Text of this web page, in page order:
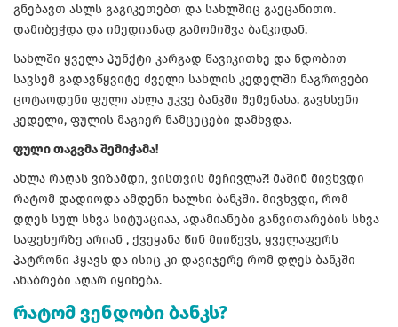
გნებავთ ასლს გაგიკეთებთ და სახლშიც გაეცანითო.
დამიბეჭდა და იმედიანად გამომიშვა ბანკიდან.
სახლში ყველა პუნქტი კარგად წავიკითხე და ნდობით
სავსემ გადავწყვიტე ძველი სახლის კედელში ნაგროვები
ცოტაოდენი ფული ახლა უკვე ბანკში შემენახა. გავხსენი
კედელი, ფულის მაგიერ ნამცეცები დამხვდა.
ფული თაგვმა შემიჭამა!
ახლა რაღას ვიზამდი, ვისთვის მეჩივლა?! მაშინ მივხვდი
რატომ დადიოდა ამდენი ხალხი ბანკში. მივხვდი, რომ
დღეს სულ სხვა სიტუაციაა, ადამიანები განვითარების სხვა
საფეხურზე არიან , ქვეყანა წინ მიიწევს, ყველაფერს
პატრონი ჰყავს და ისიც კი დავიჯერე რომ დღეს ბანკში
ანაბრები აღარ იყინება.
რატომ ვენდობი ბანკს?